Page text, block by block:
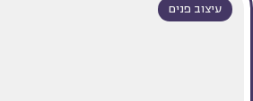
עיצוב פנים